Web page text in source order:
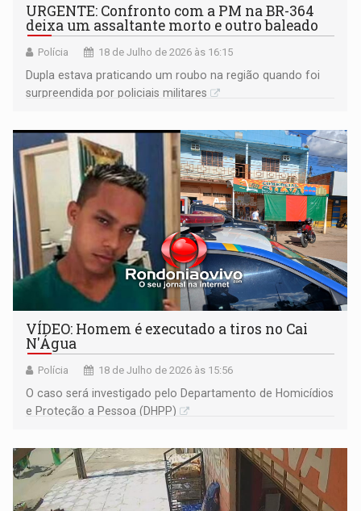
URGENTE: Confronto com a PM na BR-364
deixa um assaltante morto e outro baleado
Polícia 18 de Julho de 2026 às 16:15
Dupla estava praticando um roubo na região quando foi
surpreendida por policiais militares
VÍDEO: Homem é executado a tiros no Cai
N'Água
Polícia 18 de Julho de 2026 às 15:56
O caso será investigado pelo Departamento de Homicídios
e Proteção a Pessoa (DHPP)